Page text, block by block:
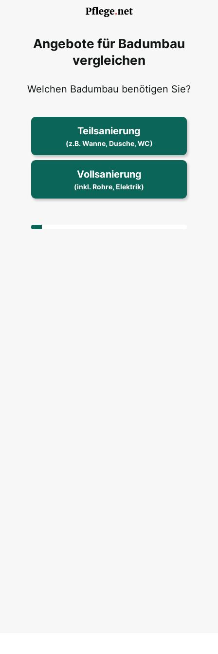
Angebote für Badumbau
vergleichen
Welchen Badumbau benötigen Sie?
Teilsanierung
(z.B. Wanne, Dusche, WC)
Vollsanierung
(inkl. Rohre, Elektrik)